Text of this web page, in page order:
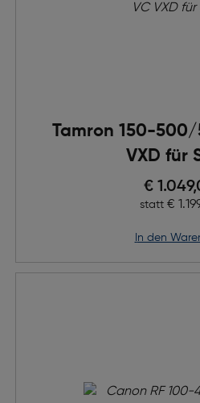
Tamron 150-500/
VXD für
Preis
€
statt €
in den